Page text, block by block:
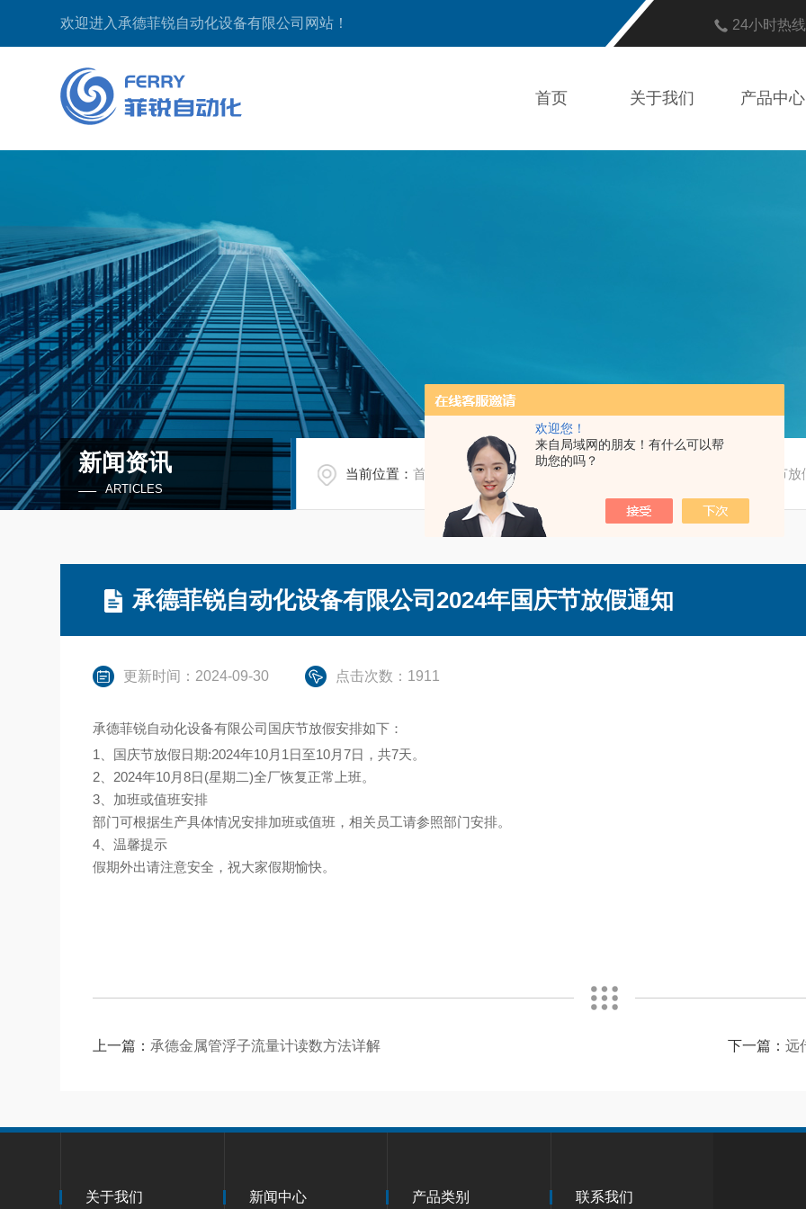
欢迎您！
来自局域网的朋友！有什么可以帮
助您的吗？
欢迎进入承德菲锐自动化设备有限公司网站！ 24小时热
首页 关于我们 产品中心
新闻资讯
ARTICLES
当前位置：首页 新闻资讯/ 承德菲锐自动化设备有限公司2024年国庆节放
承德菲锐自动化设备有限公司2024年国庆节放假通知
更新时间：2024-09-30 点击次数：1911
承德菲锐自动化设备有限公司国庆节放假安排如下：
1、国庆节放假日期:2024年10月1日至10月7日，共7天。
2、2024年10月8日(星期二)全厂恢复正常上班。
3、加班或值班安排
部门可根据生产具体情况安排加班或值班，相关员工请参照部门安排。
4、温馨提示
假期外出请注意安全，祝大家假期愉快。
上一篇： 承德金属管浮子流量计读数方法详解 下一篇： 远
关于我们 新闻中心 产品类别 联系我们